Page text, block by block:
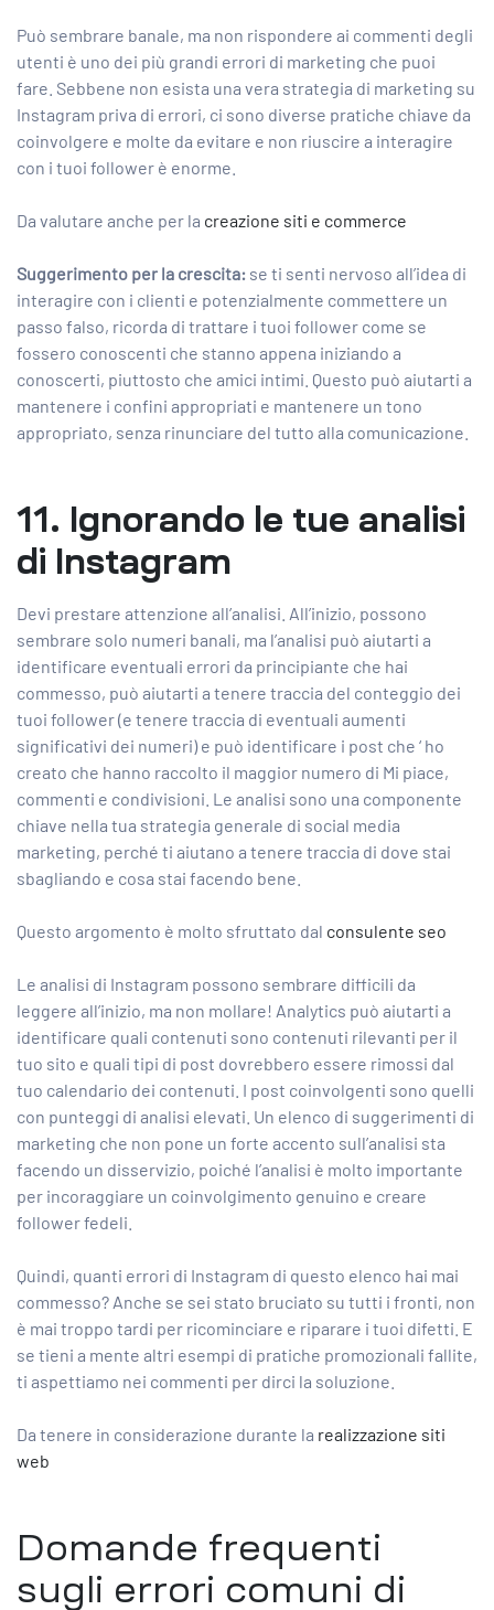
Può sembrare banale, ma non rispondere ai commenti degli
utenti è uno dei più grandi errori di marketing che puoi
fare. Sebbene non esista una vera strategia di marketing su
Instagram priva di errori, ci sono diverse pratiche chiave da
coinvolgere e molte da evitare e non riuscire a interagire
con i tuoi follower è enorme.
Da valutare anche per la creazione siti e commerce
Suggerimento per la crescita: se ti senti nervoso all’idea di
interagire con i clienti e potenzialmente commettere un
passo falso, ricorda di trattare i tuoi follower come se
fossero conoscenti che stanno appena iniziando a
conoscerti, piuttosto che amici intimi. Questo può aiutarti a
mantenere i confini appropriati e mantenere un tono
appropriato, senza rinunciare del tutto alla comunicazione.
11. Ignorando le tue analisi
di Instagram
Devi prestare attenzione all’analisi. All’inizio, possono
sembrare solo numeri banali, ma l’analisi può aiutarti a
identificare eventuali errori da principiante che hai
commesso, può aiutarti a tenere traccia del conteggio dei
tuoi follower (e tenere traccia di eventuali aumenti
significativi dei numeri) e può identificare i post che ‘ ho
creato che hanno raccolto il maggior numero di Mi piace,
commenti e condivisioni. Le analisi sono una componente
chiave nella tua strategia generale di social media
marketing, perché ti aiutano a tenere traccia di dove stai
sbagliando e cosa stai facendo bene.
Questo argomento è molto sfruttato dal consulente seo
Le analisi di Instagram possono sembrare difficili da
leggere all’inizio, ma non mollare! Analytics può aiutarti a
identificare quali contenuti sono contenuti rilevanti per il
tuo sito e quali tipi di post dovrebbero essere rimossi dal
tuo calendario dei contenuti. I post coinvolgenti sono quelli
con punteggi di analisi elevati. Un elenco di suggerimenti di
marketing che non pone un forte accento sull’analisi sta
facendo un disservizio, poiché l’analisi è molto importante
per incoraggiare un coinvolgimento genuino e creare
follower fedeli.
Quindi, quanti errori di Instagram di questo elenco hai mai
commesso? Anche se sei stato bruciato su tutti i fronti, non
è mai troppo tardi per ricominciare e riparare i tuoi difetti. E
se tieni a mente altri esempi di pratiche promozionali fallite,
ti aspettiamo nei commenti per dirci la soluzione.
Da tenere in considerazione durante la realizzazione siti
web
Domande frequenti
sugli errori comuni di